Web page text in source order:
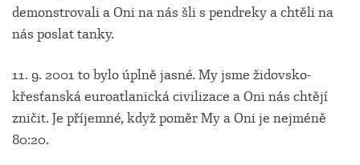
demonstrovali a Oni na nás šli s pendreky a chtěli na
nás poslat tanky.
11. 9. 2001 to bylo úplně jasné. My jsme židovsko-
křesťanská euroatlanická civilizace a Oni nás chtějí
zničit. Je příjemné, když poměr My a Oni je nejméně
80:20.